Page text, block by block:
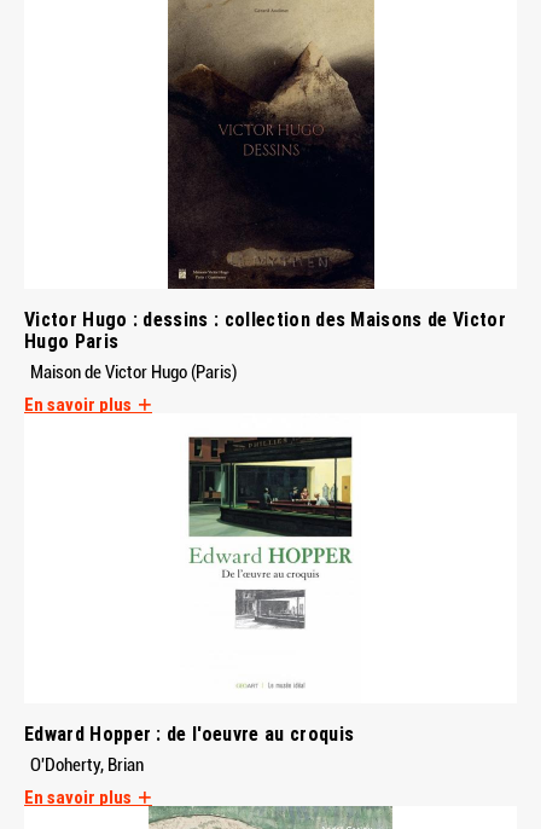
Victor Hugo : dessins : collection des Maisons de Victor
Hugo Paris
Maison de Victor Hugo (Paris)
En savoir plus
Edward Hopper : de l'oeuvre au croquis
O'Doherty, Brian
En savoir plus